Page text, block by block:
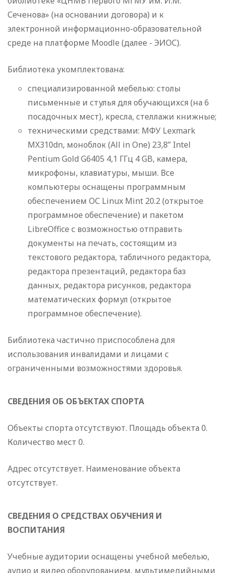
Сеченова» (на основании договора) и к
электронной информационно-образовательной
среде на платформе Moodle (далее - ЭИОС).
Библиотека укомплектована:
специализированной мебелью: столы
письменные и стулья для обучающихся (на 6
посадочных мест), кресла, стеллажи книжные;
техническими средствами: МФУ Lexmark
MX310dn, моноблок (All in One) 23,8” Intel
Pentium Gold G6405 4,1 ГГц 4 GB, камера,
микрофоны, клавиатуры, мыши. Все
компьютеры оснащены программным
обеспечением ОС Linux Mint 20.2 (открытое
программное обеспечение) и пакетом
LibreOffice с возможностью отправить
документы на печать, состоящим из
текстового редактора, табличного редактора,
редактора презентаций, редактора баз
данных, редактора рисунков, редактора
математических формул (открытое
программное обеспечение).
Библиотека частично приспособлена для
использования инвалидами и лицами с
ограниченными возможностями здоровья.
СВЕДЕНИЯ ОБ ОБЪЕКТАХ СПОРТА
Объекты спорта отсутствуют. Площадь объекта 0.
Количество мест 0.
Адрес отсутствует. Наименование объекта
отсутствует.
СВЕДЕНИЯ О СРЕДСТВАХ ОБУЧЕНИЯ И
ВОСПИТАНИЯ
Учебные аудитории оснащены учебной мебелью,
аудио и видео оборудованием, мультимедийными